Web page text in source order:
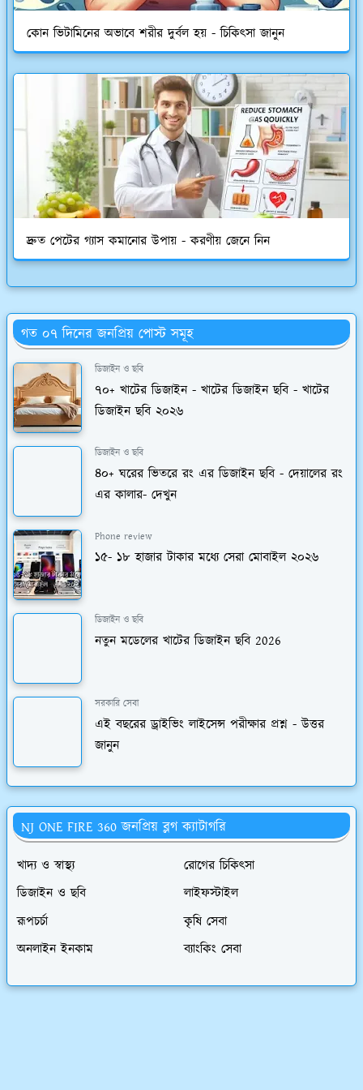
কোন ভিটামিনের অভাবে শরীর দুর্বল হয় - চিকিৎসা জানুন
দ্রুত পেটের গ্যাস কমানোর উপায় - করণীয় জেনে নিন
গত ০৭ দিনের জনপ্রিয় পোস্ট সমূহ
ডিজাইন ও ছবি
৭০+ খাটের ডিজাইন - খাটের ডিজাইন ছবি - খাটের
ডিজাইন ছবি ২০২৬
ডিজাইন ও ছবি
৪০+ ঘরের ভিতরে রং এর ডিজাইন ছবি - দেয়ালের রং
এর কালার- দেখুন
Phone review
১৫- ১৮ হাজার টাকার মধ্যে সেরা মোবাইল ২০২৬
ডিজাইন ও ছবি
নতুন মডেলের খাটের ডিজাইন ছবি 2026
সরকারি সেবা
এই বছরের ড্রাইভিং লাইসেন্স পরীক্ষার প্রশ্ন - উত্তর
জানুন
NJ ONE FIRE 360 জনপ্রিয় ব্লগ ক্যাটাগরি
খাদ‍্য ও স্বাস্থ্য
রোগের চিকিৎসা
ডিজাইন ও ছবি
লাইফস্টাইল
রূপচর্চা
কৃষি সেবা
অনলাইন ইনকাম
ব্যাংকিং সেবা